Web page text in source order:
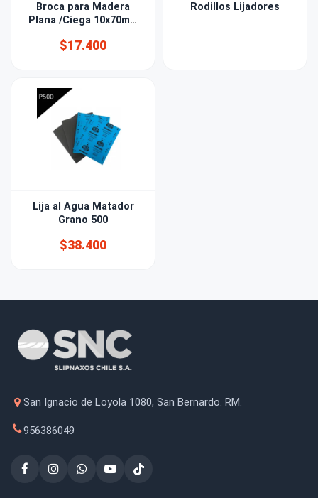
Broca para Madera
Plana /Ciega 10x70mm
$17.400
Rodillos Lijadores
Lija al Agua Matador
Grano 500
$38.400
San Ignacio de Loyola 1080, San Bernardo. RM.
956386049